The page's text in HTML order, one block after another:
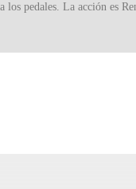
los pedales. La acción es
de fabricación alemana.